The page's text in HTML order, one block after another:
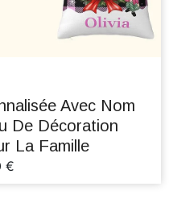
Avec Nom
De Décoration
La Famille
€